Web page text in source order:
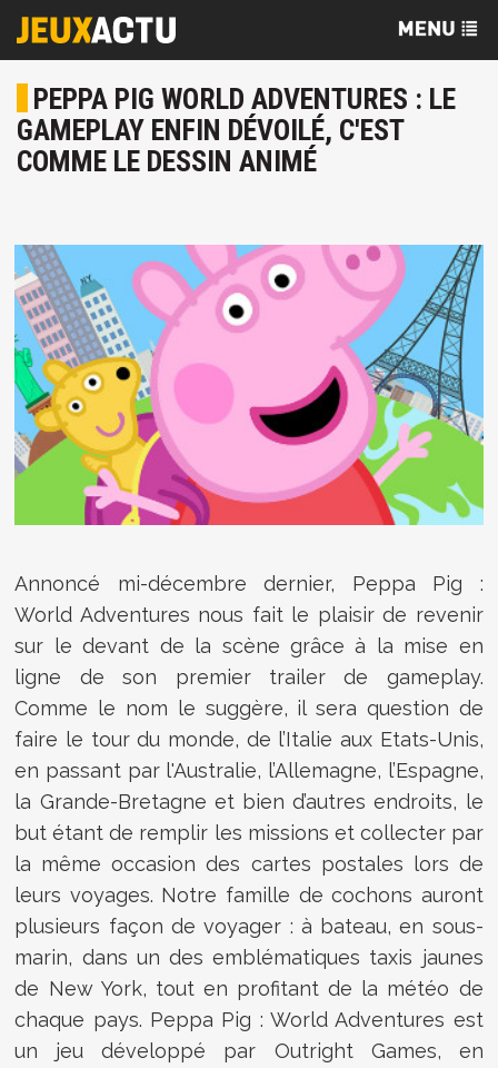
PEPPA PIG WORLD ADVENTURES : LE
GAMEPLAY ENFIN DÉVOILÉ, C'EST
COMME LE DESSIN ANIMÉ
Annoncé mi-décembre dernier, Peppa Pig :
World Adventures nous fait le plaisir de revenir
sur le devant de la scène grâce à la mise en
ligne de son premier trailer de gameplay.
Comme le nom le suggère, il sera question de
faire le tour du monde, de l’Italie aux Etats-Unis,
en passant par l'Australie, l’Allemagne, l’Espagne,
la Grande-Bretagne et bien d’autres endroits, le
but étant de remplir les missions et collecter par
la même occasion des cartes postales lors de
leurs voyages. Notre famille de cochons auront
plusieurs façon de voyager : à bateau, en sous-
marin, dans un des emblématiques taxis jaunes
de New York, tout en profitant de la météo de
chaque pays. Peppa Pig : World Adventures est
un jeu développé par Outright Games, en